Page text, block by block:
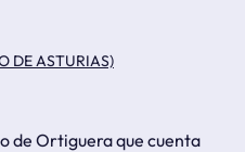
DE ASTURIAS)
de Ortiguera que cuenta